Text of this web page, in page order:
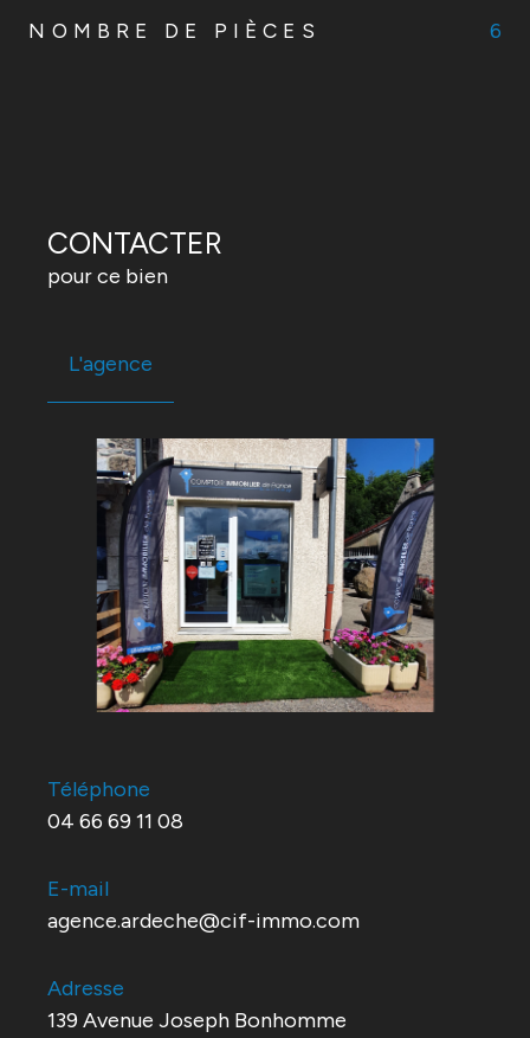
NOMBRE DE PIÈCES 6
CONTACTER
pour ce bien
L'agence
Téléphone
04 66 69 11 08
E-mail
agence.ardeche@cif-immo.com
Adresse
139 Avenue Joseph Bonhomme